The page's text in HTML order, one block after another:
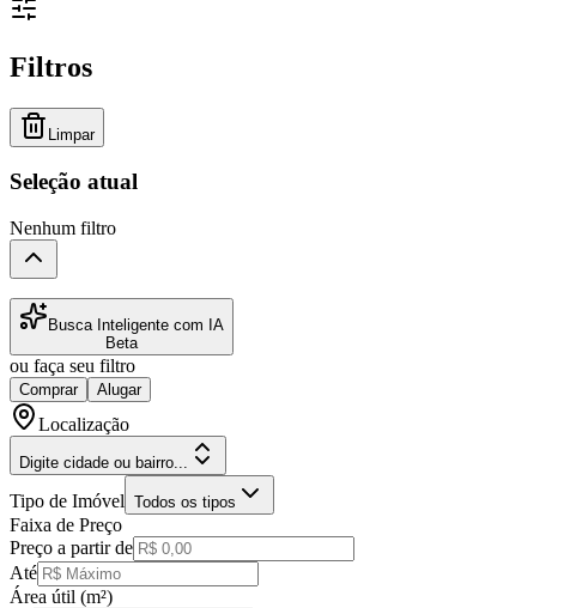
Filtros
Limpar
Seleção atual
Nenhum filtro
Busca Inteligente com IA
Beta
ou faça seu filtro
Comprar Alugar
Localização
Digite cidade ou bairro...
Tipo de Imóvel Todos os tipos
Faixa de Preço
Preço a partir de
Até
Área útil (m²)